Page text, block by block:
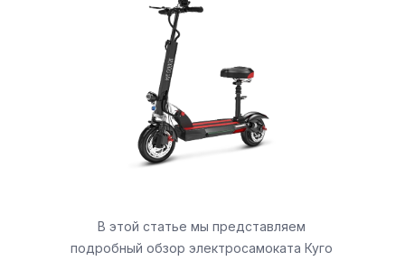
В этой статье мы представляем
подробный обзор электросамоката Куго